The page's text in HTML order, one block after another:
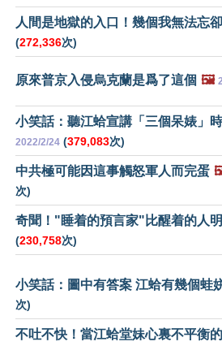
人間是地獄的入口！幾個我無法忘
(272,336次)
原來普京入侵烏克蘭是爲了這個 🖼️
小笑話：聽江蛤宣講「三個呆婊」
2022/2/24 (379,083次)
中共極可能因這事觸怒軍人而完蛋
次)
奇聞！"睡着的預言家"比醒着的人
(230,758次)
小笑話：圖中有答案 江蛤有幾個蛙
次)
不吐不快！當江蛤堂妹心裏不平衡